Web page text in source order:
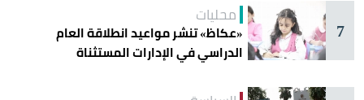
7
محليات
«عكاظ» تنشر مواعيد انطلاقة العام
الدراسي في الإدارات المستثناة